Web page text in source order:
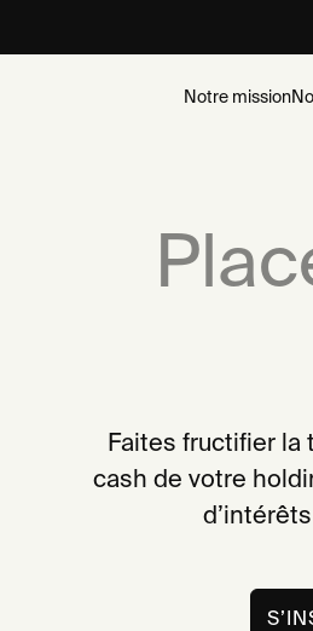
Notre mission
Faites fructifier la
cash de votre